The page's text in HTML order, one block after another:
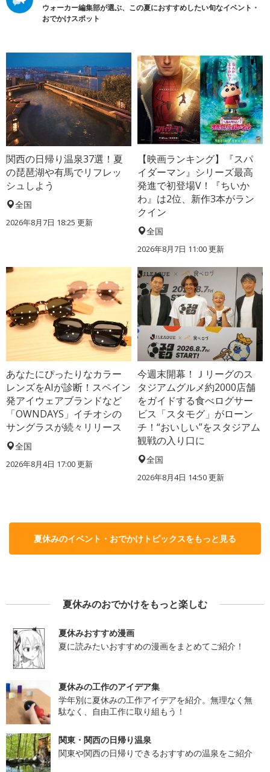
ウォーカー編集部が選ぶ、この夏におすすめしたい旬なイベント・
おでかけスポット
関西の日帰り温泉37選！夏
の琵琶湖や有馬でリフレッ
シュしよう
全国
2026年8月7日 18:25 更新
【映画ランキング】『スパ
イダーマン』シリーズ最高
発進で初登場V！『ちいか
わ』は2位、新作3本がラン
クイン
全国
2026年8月7日 11:00更新
あなたにぴったりなカラー
レンズをAIが診断！スペイン
発アイウェアブランドなど
「OWNDAYS」イチオシの
サングラスが続々リリース
全国
2026年8月4日 17:00更新
今週末開幕！Ｊリーグのス
タジアムグルメ約2000店舗
をガイドする食べログサー
ビス「スタモグ」がローン
チ！“おいしい”をスタジアム
観戦の入り口に
全国
2026年8月4日 14:50更新
夏休みのイベント・おでかけトピックスをもっと見る
夏休みのおでかけをもっと楽しむ
夏休みおすすめ漫画
夏に読みたいおすすめの漫画をまとめてご紹介！
夏休みの工作のアイデア集
学年別に夏休みの工作アイデアを紹介。無理なく無
駄なく、自由工作に取り組もう！
関東・関西の日帰り温泉
関東や関西の日帰りできるおすすめの温泉をご紹介